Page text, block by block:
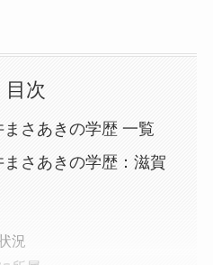
目次
さあきの学歴 一覧
さあきの学歴：滋賀
況